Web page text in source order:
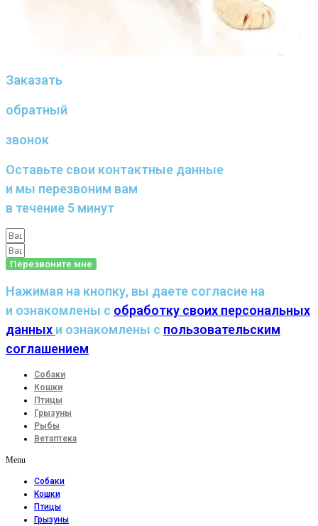
Заказать
обратный
звонок
Оставьте свои контактные данные
и мы перезвоним вам
в течение 5 минут
Перезвоните мне
Нажимая на кнопку, вы даете согласие на
и ознакомлены с обработку своих персональных
данных и ознакомлены с пользовательским
соглашением
Собаки
Кошки
Птицы
Грызуны
Рыбы
Ветаптека
Menu
Собаки
Кошки
Птицы
Грызуны